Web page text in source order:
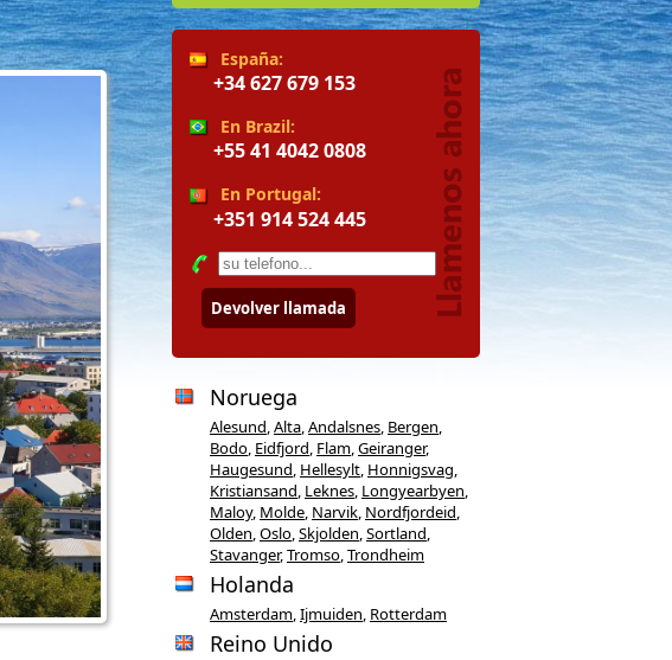
España:
+34 627 679 153
En Brazil:
+55 41 4042 0808
En Portugal:
+351 914 524 445
Devolver llamada
Noruega
Alesund Alta Andalsnes Bergen
Bodo Eidfjord Flam Geiranger,
Haugesund Hellesylt Honnigsvag
Kristiansand Leknes Longyearbyen
Maloy, Molde Narvik Nordfjordeid
Olden Oslo Skjolden Sortland
Stavanger,Tromso Trondheim
Holanda
Amsterdam Ijmuiden Rotterdam
Reino Unido